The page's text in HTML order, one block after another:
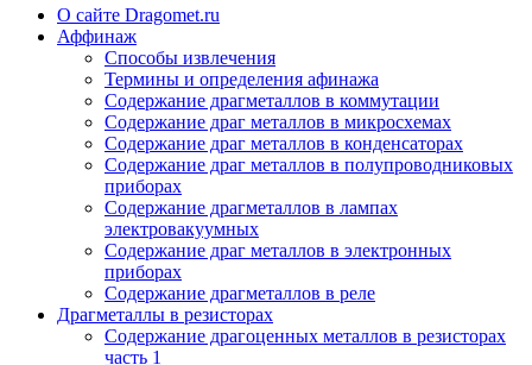
О сайте Dragomet.ru
Аффинаж
Способы извлечения
Термины и определения афинажа
Содержание драгметаллов в коммутации
Содержание драг металлов в микросхемах
Содержание драг металлов в конденсаторах
Содержание драг металлов в полупроводниковых
приборах
Содержание драгметаллов в лампах
электровакуумных
Содержание драг металлов в электронных
приборах
Содержание драгметаллов в реле
Драгметаллы в резисторах
Содержание драгоценных металлов в резисторах
часть 1